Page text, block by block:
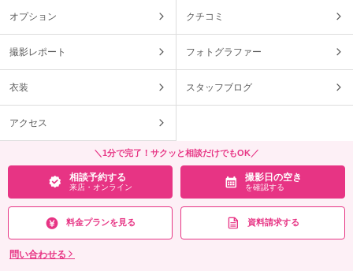
オプション クチコミ
撮影レポート フォトグラファー
衣装 スタッフブログ
アクセス
＼1分で完了！サクッと相談だけでもOK／
相談予約する
来店・オンライン
撮影日の空き
を確認する
料金プランを見る 資料請求する
問い合わせる